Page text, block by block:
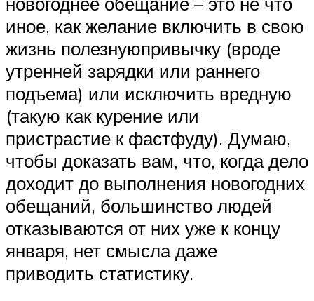
иное, как желание включить в свою
жизнь полезнуюпривычку (вроде
утренней зарядки или раннего
подъема) или исключить вредную
(такую как курение или
пристрастие к фастфуду). Думаю,
чтобы доказать вам, что, когда дело
доходит до выполнения новогодних
обещаний, большинство людей
отказываются от них уже к концу
января, нет смысла даже
приводить статистику.